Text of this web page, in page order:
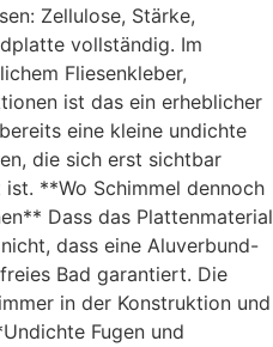
Zellulose, Stärke,
vollständig. Im
Fliesenkleber,
ist das ein erheblicher
eine kleine undichte
die sich erst sichtbar
**Wo Schimmel dennoch
Dass das Plattenmaterial
dass eine Aluverbund-
Bad garantiert. Die
in der Konstruktion und
Fugen und